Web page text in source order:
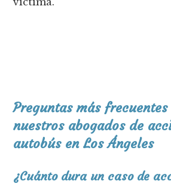
Preguntas más
nuestros abogados de
autobús en Los Ángeles
¿Cuánto dura un caso de